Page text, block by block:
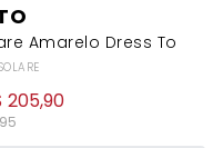
Amarelo Dress To
205,90